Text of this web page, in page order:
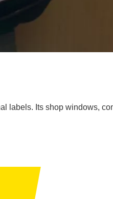
labels. Its shop windows,